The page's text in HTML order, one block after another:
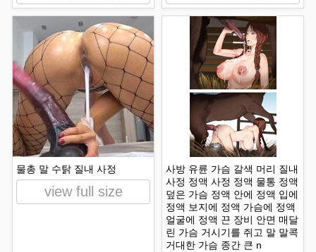
물총 말 수탉 질내 사정
view full size
사방 유륜 가슴 갈색 머리 질내
사정 정액 사정 정액 물통 정액
덮은 가슴 정액 안에 정액 입에
정액 보지에 정액 가슴에 정액
얼굴에 정액 끈 장비 안면 매달
린 가슴 거시기를 쥐고 말 말콕
거대한 가슴 종간 큰 n